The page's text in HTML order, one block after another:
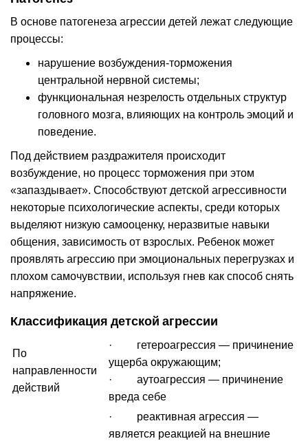
В основе патогенеза агрессии детей лежат следующие
процессы:
нарушение возбуждения-торможения
центральной нервной системы;
функциональная незрелость отдельных структур
головного мозга, влияющих на контроль эмоций и
поведение.
Под действием раздражителя происходит
возбуждение, но процесс торможения при этом
«запаздывает». Способствуют детской агрессивности
некоторые психологические аспекты, среди которых
выделяют низкую самооценку, неразвитые навыки
общения, зависимость от взрослых. Ребенок может
проявлять агрессию при эмоциональных перегрузках и
плохом самочувствии, используя гнев как способ снять
напряжение.
Классификация детской агрессии
По
направленности
действий
· гетероагрессия — причинение
ущерба окружающим;
· аутоагрессия — причинение
вреда себе
· реактивная агрессия —
является реакцией на внешние